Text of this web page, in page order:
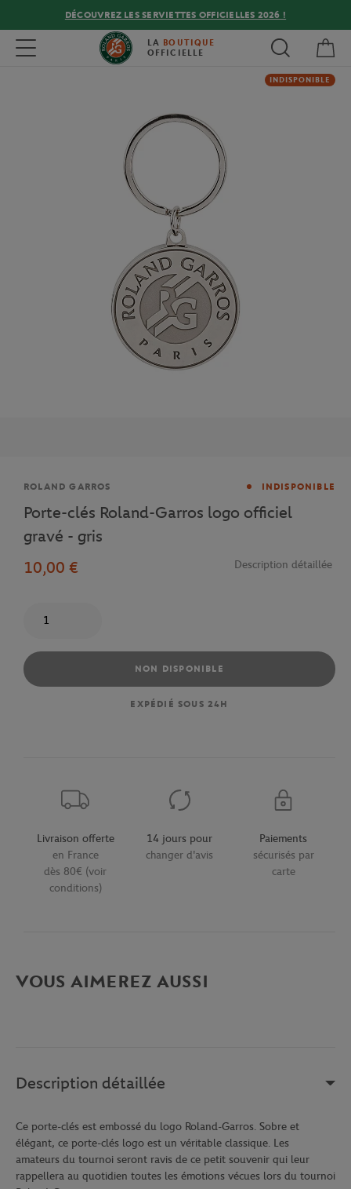
DÉCOUVREZ LES SERVIETTES OFFICIELLES 2026 !
Toggle navigation LA BOUTIQUE
OFFICIELLE
INDISPONIBLE
Marque
ROLAND GARROS INDISPONIBLE
Porte-clés Roland-Garros logo officiel
gravé - gris
10,00 €
Description détaillée
NON DISPONIBLE
EXPÉDIÉ SOUS 24H
Livraison offerte
en France
dès 80€ (voir
conditions)
14 jours pour
changer d'avis
Paiements
sécurisés par
carte
VOUS AIMEREZ AUSSI
Description détaillée
Ce porte-clés est embossé du logo Roland-Garros. Sobre et
élégant, ce porte-clés logo est un véritable classique. Les
amateurs du tournoi seront ravis de ce petit souvenir qui leur
rappellera au quotidien toutes les émotions vécues lors du tournoi